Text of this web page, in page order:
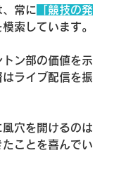
常に
「競技の発
模索しています。
ン部の価値を示
ライブ配信を振
風穴を開けるのは
ことを喜んでい